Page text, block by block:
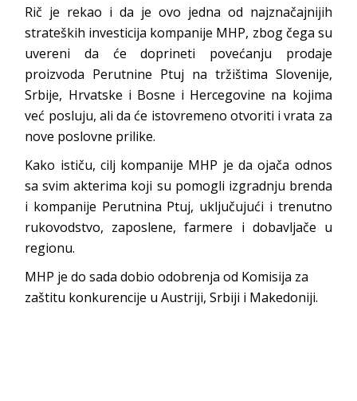
Rič je rekao i da je ovo jedna od najznačajnijih
strateških investicija kompanije MHP, zbog čega su
uvereni da će doprineti povećanju prodaje
proizvoda Perutnine Ptuj na tržištima Slovenije,
Srbije, Hrvatske i Bosne i Hercegovine na kojima
već posluju, ali da će istovremeno otvoriti i vrata za
nove poslovne prilike.
Kako ističu, cilj kompanije MHP je da ojača odnos
sa svim akterima koji su pomogli izgradnju brenda
i kompanije Perutnina Ptuj, uključujući i trenutno
rukovodstvo, zaposlene, farmere i dobavljače u
regionu.
MHP je do sada dobio odobrenja od Komisija za
zaštitu konkurencije u Austriji, Srbiji i Makedoniji.